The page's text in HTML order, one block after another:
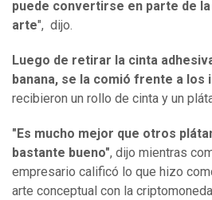
puede convertirse en parte de
arte", dijo.
Luego de retirar la cinta
banana, se la comió frente a los
recibieron un rollo de cinta y un
"Es mucho mejor que otros
bastante bueno", dijo mientras
empresario calificó lo que hizo
arte conceptual con la